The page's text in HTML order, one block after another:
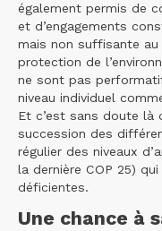
également permis de
et d’engagements
mais non suffisante au
protection de
ne sont pas
niveau individuel
Et c’est sans doute
succession des
régulier des niveaux
la dernière COP 25)
déficientes.
Une chance à